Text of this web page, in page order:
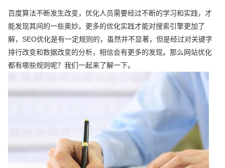
百度算法不断发生改变，优化人员需要经过不断的学习和实践，才
能发现其间的一些奥妙。更多的优化实践才能对搜索引擎更加了
解，SEO优化是有一定规则的，虽然并不显著，但是经过对关键字
排行改变和数据改变的分析，相信会有更多的发现。那么网站优化
都有哪些规则呢？我们一起来了解一下。